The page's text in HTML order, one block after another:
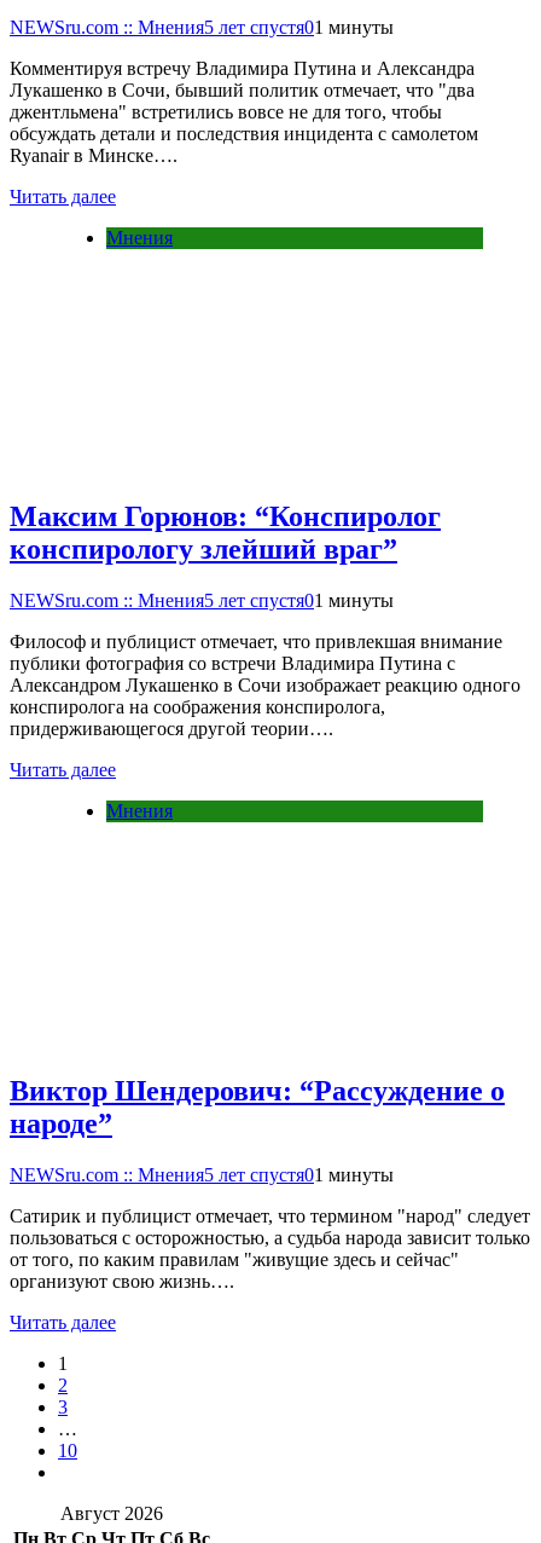
NEWSru.com :: Мнения5 лет спустя01 минуты
Комментируя встречу Владимира Путина и Александра
Лукашенко в Сочи, бывший политик отмечает, что "два
джентльмена" встретились вовсе не для того, чтобы
обсуждать детали и последствия инцидента с самолетом
Ryanair в Минске….
Читать далее
Мнения
Максим Горюнов: “Конспиролог
конспирологу злейший враг”
NEWSru.com :: Мнения5 лет спустя01 минуты
Философ и публицист отмечает, что привлекшая внимание
публики фотография со встречи Владимира Путина с
Александром Лукашенко в Сочи изображает реакцию одного
конспиролога на соображения конспиролога,
придерживающегося другой теории….
Читать далее
Мнения
Виктор Шендерович: “Рассуждение о
народе”
NEWSru.com :: Мнения5 лет спустя01 минуты
Сатирик и публицист отмечает, что термином "народ" следует
пользоваться с осторожностью, а судьба народа зависит только
от того, по каким правилам "живущие здесь и сейчас"
организуют свою жизнь….
Читать далее
1
2
3
…
10
Август 2026
Пн Вт Ср Чт Пт Сб Вс